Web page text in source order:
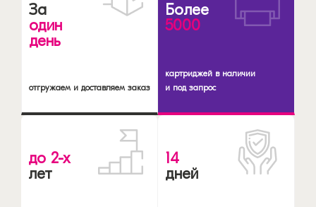
За
один
день
отгружаем и доставляем заказ
Более
5000
картриджей в наличии
и под запрос
до 2-х
лет
14
дней